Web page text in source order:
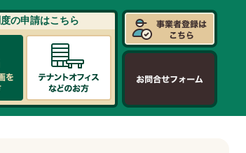
の申請はこちら